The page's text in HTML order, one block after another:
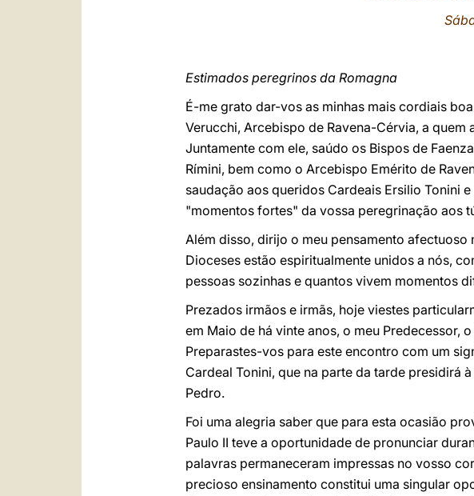
Estimados peregrinos da Romagna
É-me grato dar-vos as minhas mais cordiais
Verucchi, Arcebispo de Ravena-Cérvia, a
Juntamente com ele, saúdo os Bispos de
Rímini, bem como o Arcebispo Emérito de
saudação aos queridos Cardeais Ersilio Tonini
"momentos fortes" da vossa peregrinação aos
Além disso, dirijo o meu pensamento afectuoso
Dioceses estão espiritualmente unidos a nós,
pessoas sozinhas e quantos vivem momentos
Prezados irmãos e irmãs, hoje viestes
em Maio de há vinte anos, o meu Predecessor,
Preparastes-vos para este encontro com um
Cardeal Tonini, que na parte da tarde presidirá
Pedro.
Foi uma alegria saber que para esta ocasião
Paulo II teve a oportunidade de pronunciar
palavras permaneceram impressas no vosso
precioso ensinamento constitui uma singular